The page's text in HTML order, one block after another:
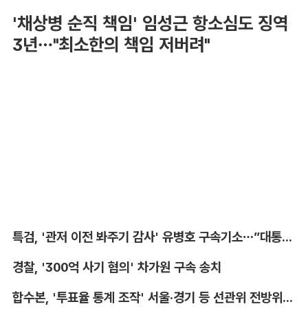
'채상병 순직 책임' 임성근 항소심도 징역
3년…"최소한의 책임 저버려"
특검, '관저 이전 봐주기 감사' 유병호 구속기소…”대통령실 청탁받아“
경찰, '300억 사기 혐의' 차가원 구속 송치
합수본, '투표율 통계 조작' 서울·경기 등 선관위 전방위 압수수색